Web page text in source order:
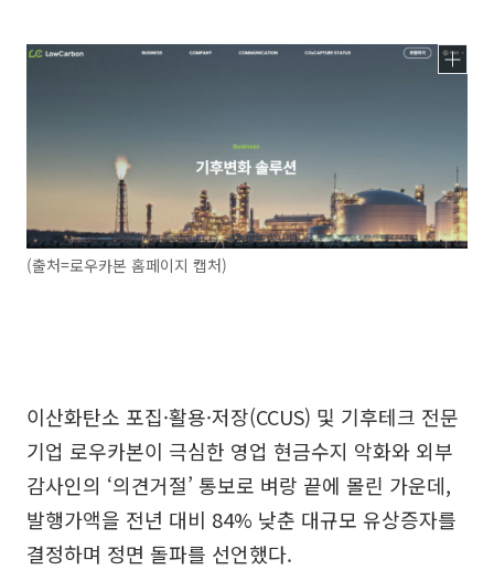
(출처=로우카본 홈페이지 캡처)
이산화탄소 포집·활용·저장(CCUS) 및 기후테크 전문
기업 로우카본이 극심한 영업 현금수지 악화와 외부
감사인의 ‘의견거절’ 통보로 벼랑 끝에 몰린 가운데,
발행가액을 전년 대비 84% 낮춘 대규모 유상증자를
결정하며 정면 돌파를 선언했다.